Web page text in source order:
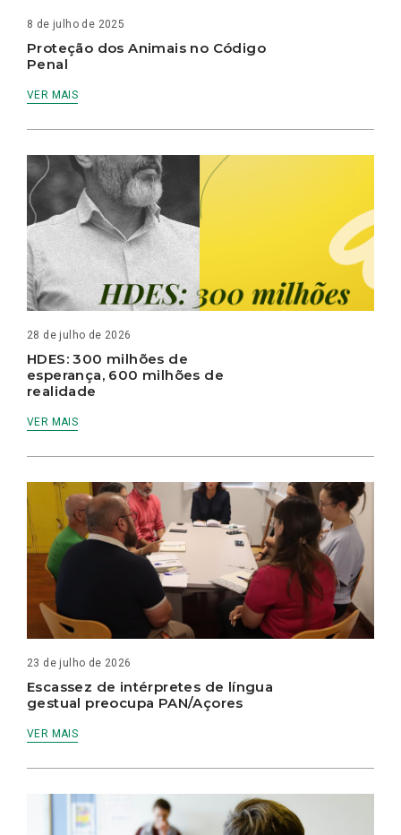
8 de julho de 2025
Proteção dos Animais no Código
Penal
VER MAIS
28 de julho de 2026
HDES: 300 milhões de
esperança, 600 milhões de
realidade
VER MAIS
23 de julho de 2026
Escassez de intérpretes de língua
gestual preocupa PAN/Açores
VER MAIS